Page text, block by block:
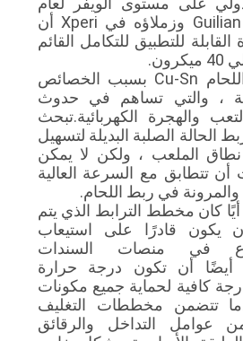
2019 ، قدر Guilian Gao وزملاؤه في Xperi أن
للتطبيق للتكامل القائم
يتم تقييد مفاصل اللحام Cu-Sn بسبب الخصائص
، والتي تساهم في حدوث
والهجرة الكهربائية.تبحث
الحالة الصلبة البديلة لتسهيل
الملعب ، ولكن لا يمكن
أن تتطابق مع السرعة العالية
والمرونة في ربط اللحام.
كان مخطط الترابط الذي يتم
يكون قادرًا على استيعاب
في منصات السندات
أيضًا أن تكون درجة حرارة
كافية لحماية جميع مكونات
تتضمن مخططات التغليف
عوامل التداخل والرقائق